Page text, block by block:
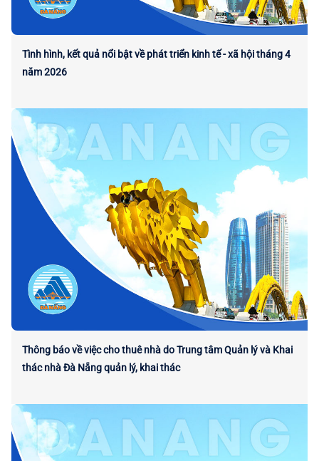
Tình hình, kết quả nổi bật về phát triển kinh tế - xã hội tháng 4
năm 2026
Thông báo về việc cho thuê nhà do Trung tâm Quản lý và Khai
thác nhà Đà Nẵng quản lý, khai thác